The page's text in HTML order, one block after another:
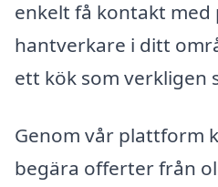
enkelt få kontakt med
hantverkare i ditt
ett kök som verkligen
Genom vår plattform
begära offerter från